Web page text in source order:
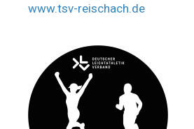
www.tsv-reischach.de